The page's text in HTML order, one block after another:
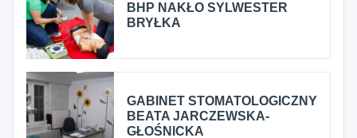
BHP NAKŁO SYLWESTER
BRYŁKA
GABINET STOMATOLOGICZNY
BEATA JARCZEWSKA-
GŁOŚNICKA